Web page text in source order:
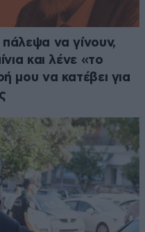
να γίνουν,
και λένε «το
μου να κατέβει για